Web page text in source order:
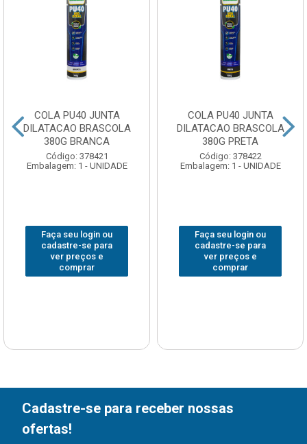
COLA PU40 JUNTA
DILATACAO BRASCOLA
380G BRANCA
Código: 378421
Embalagem: 1 - UNIDADE
Faça seu login ou
cadastre-se para
ver preços e
comprar
COLA PU40 JUNTA
DILATACAO BRASCOLA
380G PRETA
Código: 378422
Embalagem: 1 - UNIDADE
Faça seu login ou
cadastre-se para
ver preços e
comprar
Cadastre-se para receber nossas
ofertas!